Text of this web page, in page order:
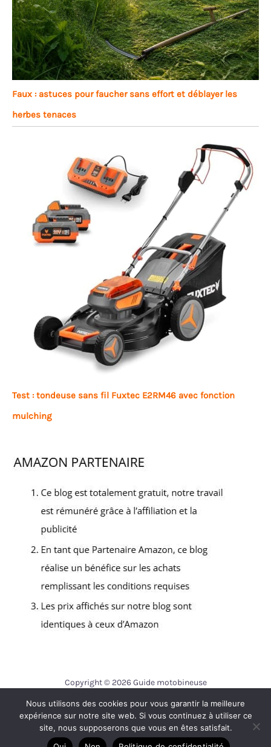
Faux : astuces pour faucher sans effort et déblayer les
herbes tenaces
Test : tondeuse sans fil Fuxtec E2RM46 avec fonction
mulching
Copyright © 2026 Guide motobineuse
Contact
Mentions légales
Politique de confidentialité
Nous utilisons des cookies pour vous garantir la meilleure
expérience sur notre site web. Si vous continuez à utiliser ce
site, nous supposerons que vous en êtes satisfait.